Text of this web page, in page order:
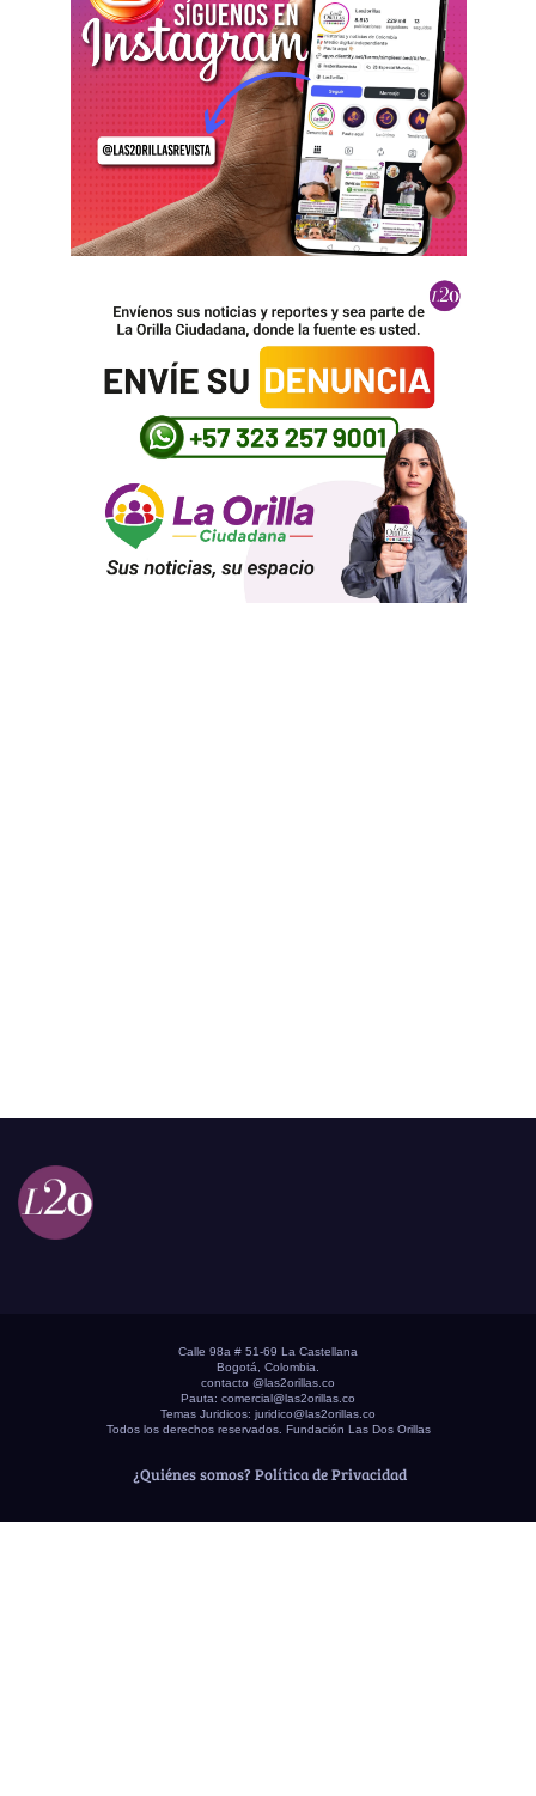
Calle 98a # 51-69 La Castellana
Bogotá, Colombia.
contacto @las2orillas.co
Pauta: comercial@las2orillas.co
Temas Juridicos: juridico@las2orillas.co
Todos los derechos reservados. Fundación Las Dos Orillas
¿Quiénes somos? Política de Privacidad